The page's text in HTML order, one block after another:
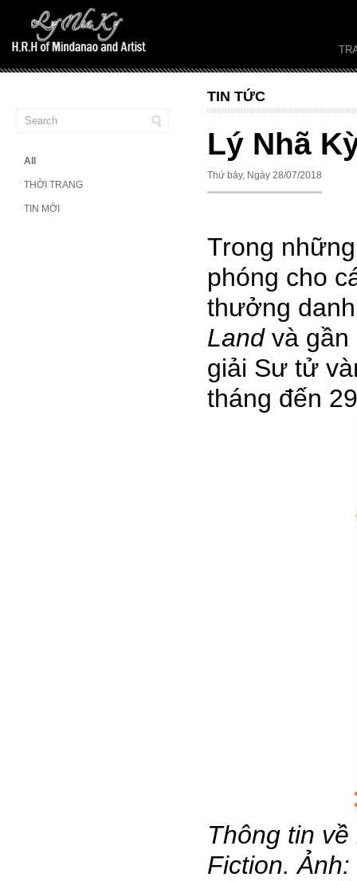
All
THỜI TRANG
TIN MỚI
TIN TỨC
Lý Nhã
Thứ bảy, Ngày 28/07/2018
Trong
phóng cho
thưởng
Landvà gần
giải Sư tử
tháng đến
Thông tin
Fiction.